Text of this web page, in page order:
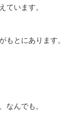
います。
とにあります。
んでも。